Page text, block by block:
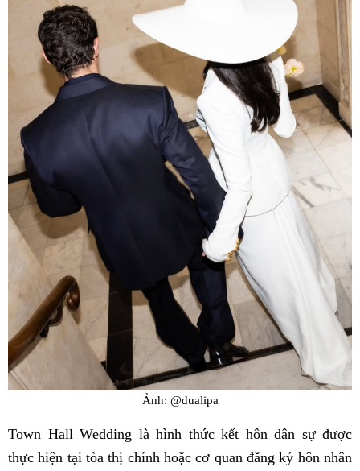
Ảnh: @dualipa
Town Hall Wedding là hình thức kết hôn dân sự được
thực hiện tại tòa thị chính hoặc cơ quan đăng ký hôn nhân